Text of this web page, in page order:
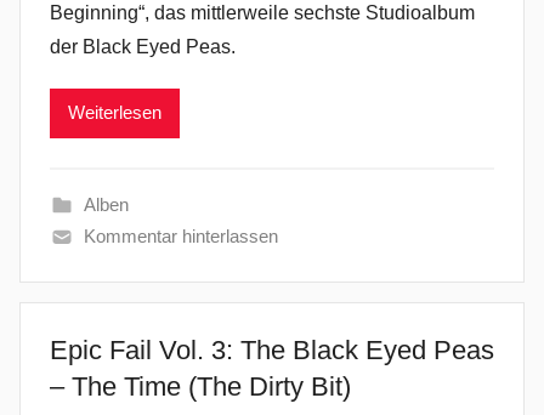
Beginning“, das mittlerweile sechste Studioalbum
der Black Eyed Peas.
Weiterlesen
Alben
Kommentar hinterlassen
Epic Fail Vol. 3: The Black Eyed Peas
– The Time (The Dirty Bit)